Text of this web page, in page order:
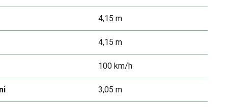
4,15 m
4,15 m
100 km/h
3,05 m